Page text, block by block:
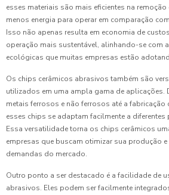
esses materiais são mais eficientes na remoção
menos energia para operar em comparação
Isso não apenas resulta em economia de
operação mais sustentável, alinhando-se com
ecológicas que muitas empresas estão
Os chips cerâmicos abrasivos também são
utilizados em uma ampla gama de aplicações.
metais ferrosos e não ferrosos até a
esses chips se adaptam facilmente a
Essa versatilidade torna os chips cerâmicos
empresas que buscam otimizar sua produção e
demandas do mercado.
Outro ponto a ser destacado é a facilidade de
abrasivos. Eles podem ser facilmente